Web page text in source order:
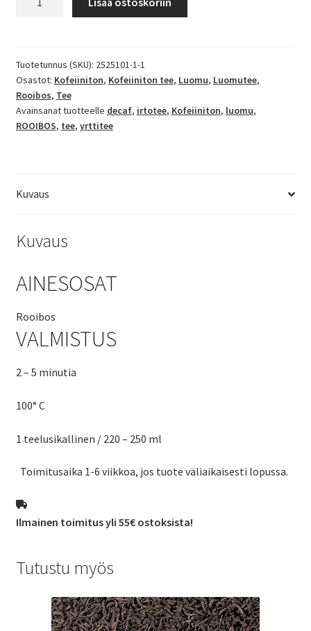
Tuotetunnus (SKU): 2525101-1-1
Osastot: Kofeiiniton, Kofeiiniton tee, Luomu, Luomutee,
Rooibos, Tee
Avainsanat tuotteelle decaf, irtotee, Kofeiiniton, luomu,
ROOIBOS, tee, yrttitee
Kuvaus
Kuvaus
AINESOSAT
Rooibos
VALMISTUS
2 – 5 minutia
100° C
1 teelusikallinen / 220 – 250 ml
Toimitusaika 1-6 viikkoa, jos tuote väliaikaisesti lopussa.
Ilmainen toimitus yli 55€ ostoksista!
Tutustu myös